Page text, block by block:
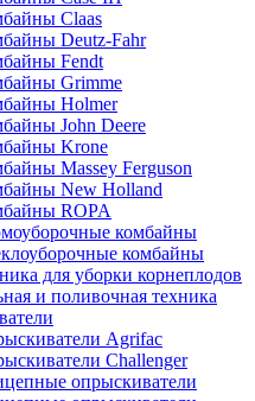
Claas
Deutz-Fahr
Fendt
Grimme
Holmer
John Deere
Krone
Massey Ferguson
New Holland
ROPA
комбайны
комбайны
для уборки корнеплодов
и поливочная техника
Agrifac
Challenger
опрыскиватели